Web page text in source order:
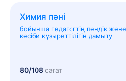
Химия пәні
бойынша педагогтің пәндік және
кәсіби құзыреттілігін дамыту
80/108сағат